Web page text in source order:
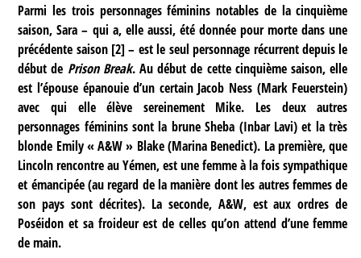
Parmi les trois personnages féminins notables de la cinquième
saison, Sara – qui a, elle aussi, été donnée pour morte dans une
précédente saison[2] – est le seul personnage récurrent depuis le
début de Prison Break. Au début de cette cinquième saison, elle
est l’épouse épanouie d’un certain Jacob Ness (Mark Feuerstein)
avec qui elle élève sereinement Mike. Les deux autres
personnages féminins sont la brune Sheba (Inbar Lavi) et la très
blonde Emily « A&W » Blake (Marina Benedict). La première, que
Lincoln rencontre au Yémen, est une femme à la fois sympathique
et émancipée (au regard de la manière dont les autres femmes de
son pays sont décrites). La seconde, A&W, est aux ordres de
Poséidon et sa froideur est de celles qu’on attend d’une femme
de main.